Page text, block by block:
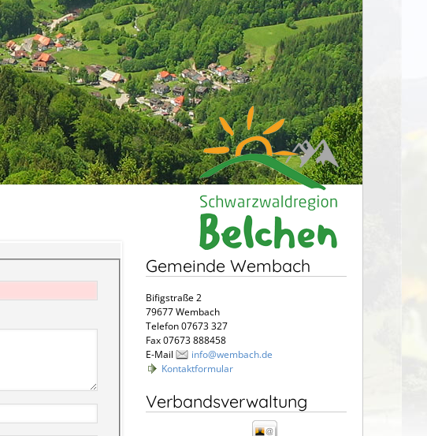
Gemeinde Wembach
Bifigstraße 2
79677 Wembach
Telefon 07673 327
Fax 07673 888458
E-Mail
info@wembach.de
Kontaktformular
Verbandsverwaltung